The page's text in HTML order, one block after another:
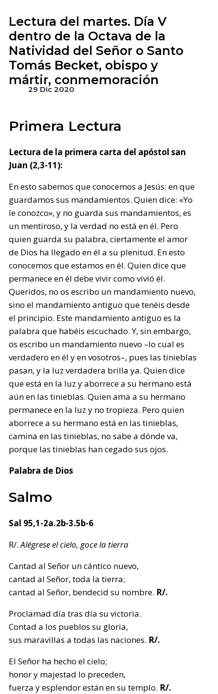
Lectura del martes. Día V
dentro de la Octava de la
Natividad del Señor o Santo
Tomás Becket, obispo y
mártir, conmemoración
29 Dic 2020
Primera Lectura
Lectura de la primera carta del apóstol san
Juan (2,3-11):
En esto sabemos que conocemos a Jesús: en que
guardamos sus mandamientos. Quien dice: «Yo
le conozco», y no guarda sus mandamientos, es
un mentiroso, y la verdad no está en él. Pero
quien guarda su palabra, ciertamente el amor
de Dios ha llegado en él a su plenitud. En esto
conocemos que estamos en él. Quien dice que
permanece en él debe vivir como vivió él.
Queridos, no os escribo un mandamiento nuevo,
sino el mandamiento antiguo que tenéis desde
el principio. Este mandamiento antiguo es la
palabra que habéis escuchado. Y, sin embargo,
os escribo un mandamiento nuevo –lo cual es
verdadero en él y en vosotros–, pues las tinieblas
pasan, y la luz verdadera brilla ya. Quien dice
que está en la luz y aborrece a su hermano está
aún en las tinieblas. Quien ama a su hermano
permanece en la luz y no tropieza. Pero quien
aborrece a su hermano está en las tinieblas,
camina en las tinieblas, no sabe a dónde va,
porque las tinieblas han cegado sus ojos.
Palabra de Dios
Salmo
Sal 95,1-2a.2b-3.5b-6
R/.Alégrese el cielo, goce la tierra
Cantad al Señor un cántico nuevo,
cantad al Señor, toda la tierra;
cantad al Señor, bendecid su nombre. R/.
Proclamad día tras día su victoria.
Contad a los pueblos su gloria,
sus maravillas a todas las naciones. R/.
El Señor ha hecho el cielo;
honor y majestad lo preceden,
fuerza y esplendor están en su templo. R/.